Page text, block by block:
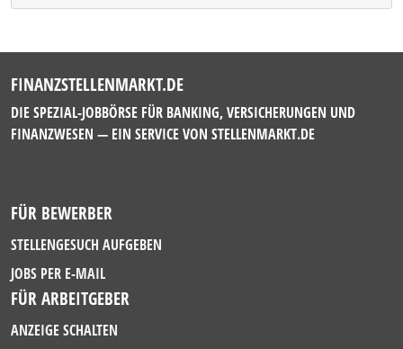
FINANZSTELLENMARKT.DE
DIE SPEZIAL-JOBBÖRSE FÜR BANKING, VERSICHERUNGEN UND
FINANZWESEN — EIN SERVICE VON STELLENMARKT.DE
FÜR BEWERBER
STELLENGESUCH AUFGEBEN
JOBS PER E-MAIL
FÜR ARBEITGEBER
ANZEIGE SCHALTEN